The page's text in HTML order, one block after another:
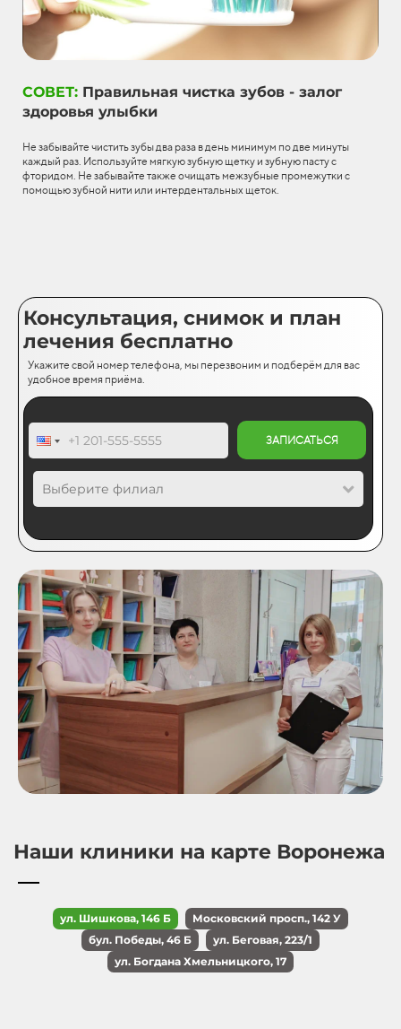
СОВЕТ: Правильная чистка зубов - залог
здоровья улыбки
Не забывайте чистить зубы два раза в день минимум по две минуты
каждый раз. Используйте мягкую зубную щетку и зубную пасту с
фторидом. Не забывайте также очищать межзубные промежутки с
помощью зубной нити или интердентальных щеток.
Консультация, снимок и план
лечения бесплатно
Укажите свой номер телефона, мы перезвоним и подберём для вас
удобное время приёма.
ЗАПИСАТЬСЯ
Выберите филиал
Наши клиники на карте Воронежа
ул. Шишкова, 146 Б
Московский просп., 142 У
бул. Победы, 46 Б
ул. Беговая, 223/1
ул. Богдана Хмельницкого, 17